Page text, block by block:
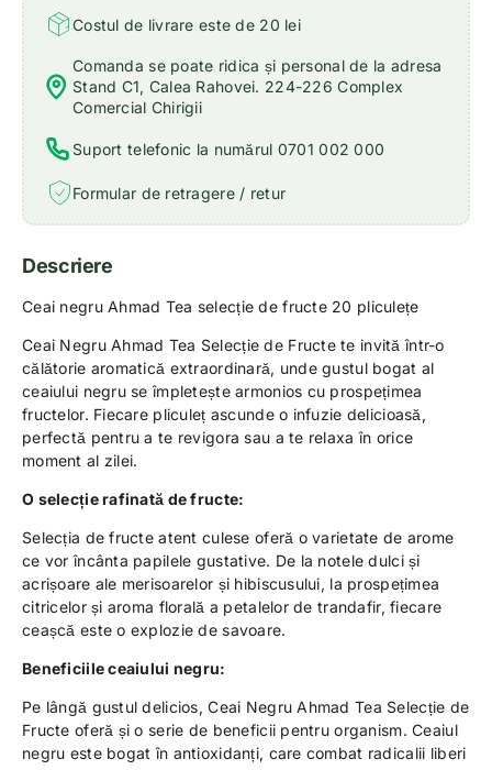
Costul de livrare este de 20 lei
Comanda se poate ridica și personal de la adresa
Stand C1, Calea Rahovei. 224-226 Complex
Comercial Chirigii
Suport telefonic la numărul 0701 002 000
Formular de retragere / retur
Descriere
Ceai negru Ahmad Tea selecție de fructe 20 pliculețe
Ceai Negru Ahmad Tea Selecție de Fructe te invită într-o
călătorie aromatică extraordinară, unde gustul bogat al
ceaiului negru se împletește armonios cu prospețimea
fructelor. Fiecare pliculeț ascunde o infuzie delicioasă,
perfectă pentru a te revigora sau a te relaxa în orice
moment al zilei.
O selecție rafinată de fructe:
Selecția de fructe atent culese oferă o varietate de arome
ce vor încânta papilele gustative. De la notele dulci și
acrișoare ale merisoarelor și hibiscusului, la prospețimea
citricelor și aroma florală a petalelor de trandafir, fiecare
ceașcă este o explozie de savoare.
Beneficiile ceaiului negru:
Pe lângă gustul delicios, Ceai Negru Ahmad Tea Selecție de
Fructe oferă și o serie de beneficii pentru organism. Ceaiul
negru este bogat în antioxidanți, care combat radicalii liberi